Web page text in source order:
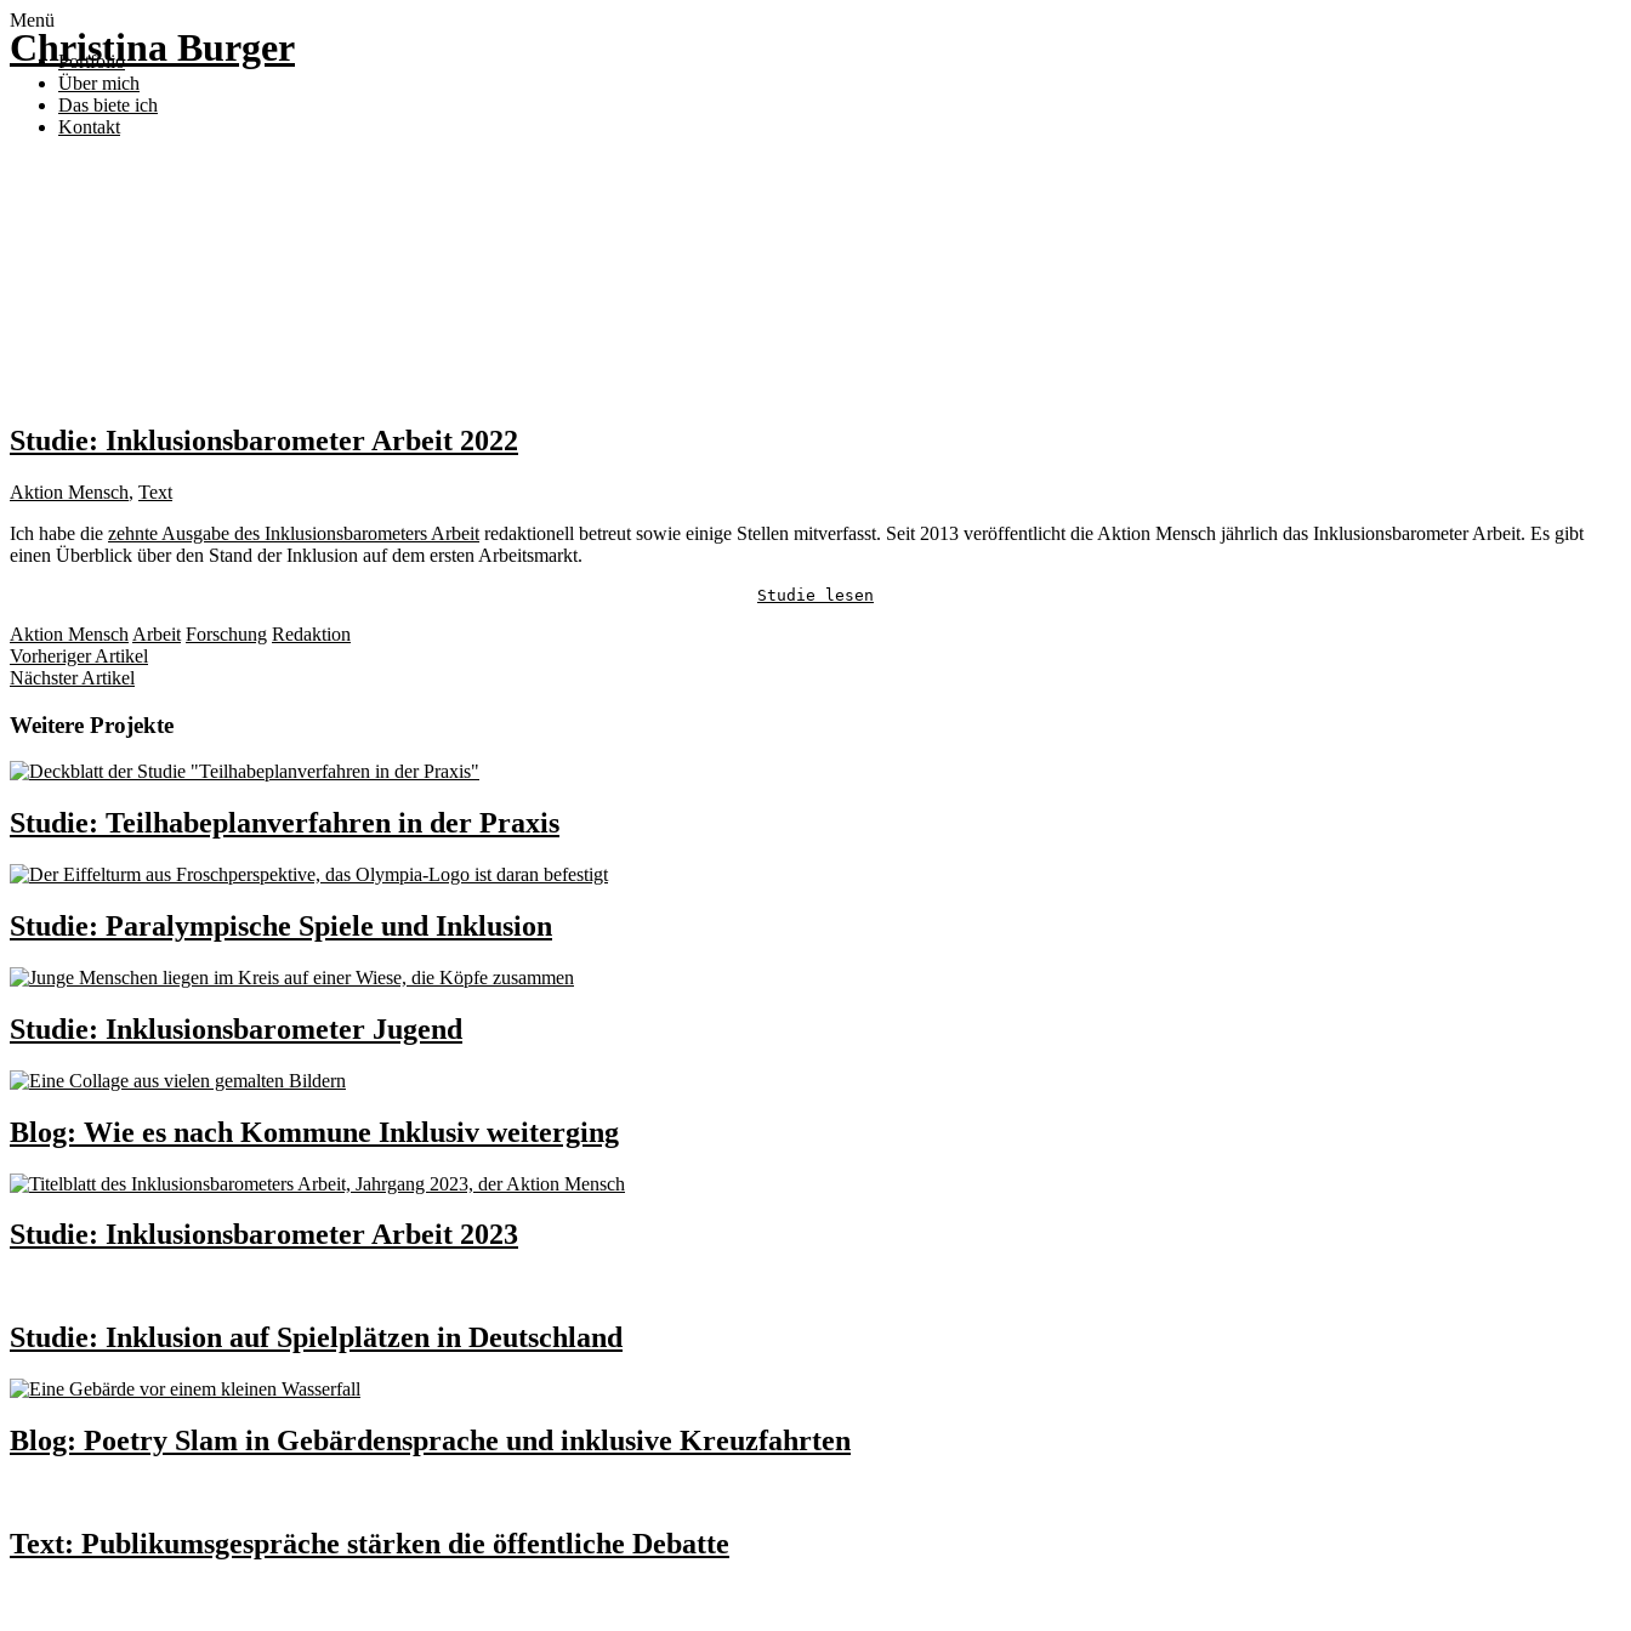
Menü
Portfolio
Über mich
Das biete ich
Kontakt
Christina Burger
Studie: Inklusionsbarometer Arbeit 2022
Aktion Mensch, Text
Ich habe die zehnte Ausgabe des Inklusionsbarometers Arbeit redaktionell betreut sowie einige Stellen mitverfasst. Seit 2013 veröffentlicht die Aktion Mensch jährlich das Inklusionsbarometer Arbeit. Es gibt
einen Überblick über den Stand der Inklusion auf dem ersten Arbeitsmarkt.
Studie lesen
Aktion Mensch Arbeit Forschung Redaktion
Vorheriger Artikel
Nächster Artikel
Weitere Projekte
Studie: Teilhabeplanverfahren in der Praxis
Studie: Paralympische Spiele und Inklusion
Studie: Inklusionsbarometer Jugend
Blog: Wie es nach Kommune Inklusiv weiterging
Studie: Inklusionsbarometer Arbeit 2023
Studie: Inklusion auf Spielplätzen in Deutschland
Blog: Poetry Slam in Gebärdensprache und inklusive Kreuzfahrten
Text: Publikumsgespräche stärken die öffentliche Debatte